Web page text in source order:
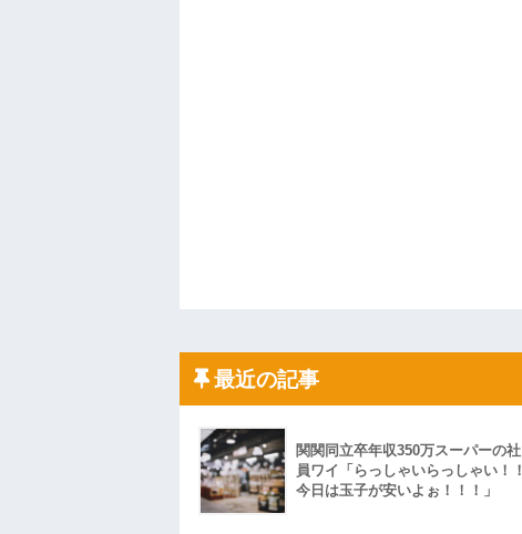
最近の記事
関関同立卒年収350万スーパーの社
員ワイ「らっしゃいらっしゃい！！
今日は玉子が安いよぉ！！！」